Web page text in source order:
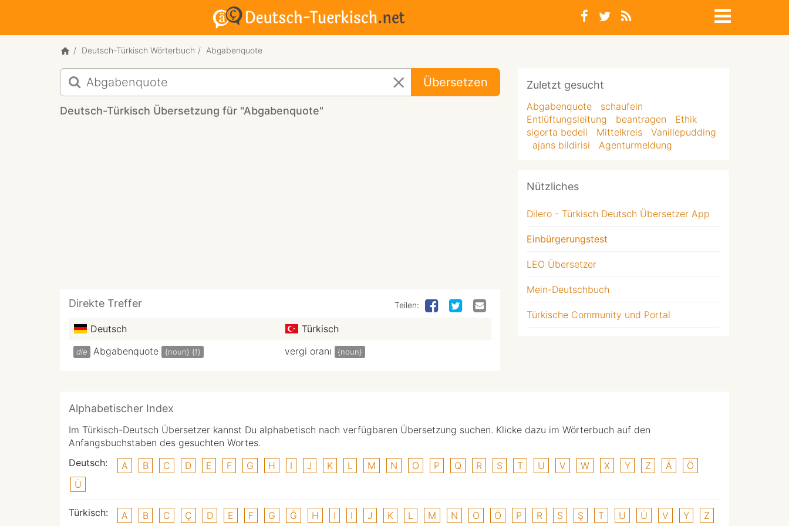
Deutsch-Türkisch Wörterbuch Abgabenquote
Deutsch-
Türkisch
Übersetzung
für
Übersetzen
Deutsch-Türkisch Übersetzung für "Abgabenquote"
Direkte Treffer Teilen:
Deutsch Türkisch
die Abgabenquote {noun} {f} vergi oranı {noun}
Zuletzt gesucht
Abgabenquote
schaufeln
Entlüftungsleitung
beantragen
Ethik
sigorta bedeli
Mittelkreis
Vanillepudding
ajans bildirisi
Agenturmeldung
Nützliches
Dilero - Türkisch Deutsch Übersetzer App
Einbürgerungstest
LEO Übersetzer
Mein-Deutschbuch
Türkische Community und Portal
Alphabetischer Index
Im Türkisch-Deutsch Übersetzer kannst Du alphabetisch nach verfügbaren Übersetzung suchen. Klicke dazu im Wörterbuch auf den
Anfangsbuchstaben des gesuchten Wortes.
Deutsch:
A B C D E F G H I J K L M N O P Q R S T U V W X Y Z Ä
Ö
Ü
Türkisch: A B C Ç D E F G Ğ H I I J K L M N O Ö P R S Ş T U Ü V Y Z